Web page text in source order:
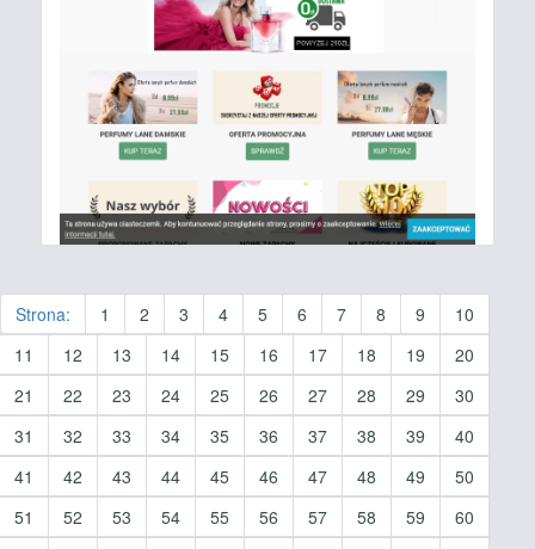
Strona: 1 2 3 4 5 6 7 8 9
10
11
12 13 14 15 16 17 18 19
20
21
22 23 24 25 26 27 28 29
30
31
32 33 34 35 36 37 38 39
40
41
42 43 44 45 46 47 48 49
50
51
52 53 54 55 56 57 58 59
60